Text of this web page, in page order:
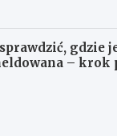
gdzie
– krok